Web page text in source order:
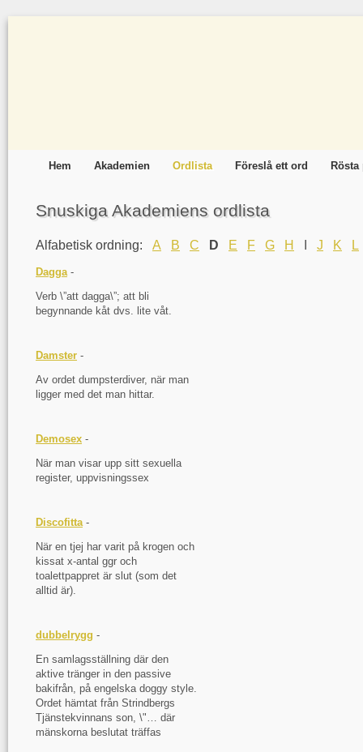
Hem Akademien Ordlista Föreslå ett ord
Snuskiga Akademiens ordlista
Alfabetisk ordning: A B C D E F G H J K L
Dagga-
Verb \”att dagga\”; att bli
begynnande kåt dvs. lite våt.
Damster -
Av ordet dumpsterdiver, när man
ligger med det man hittar.
Demosex -
När man visar upp sitt sexuella
register, uppvisningssex
Discofitta-
När en tjej har varit på krogen och
kissat x-antal ggr och
toalettpappret är slut (som det
alltid är).
dubbelrygg -
En samlagsställning där den
aktive tränger in den passive
bakifrån, på engelska doggy style.
Ordet hämtat från Strindbergs
Tjänstekvinnans son, \"… där
mänskorna beslutat träffas